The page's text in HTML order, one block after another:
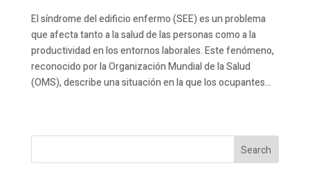
El síndrome del edificio enfermo (SEE) es un problema
que afecta tanto a la salud de las personas como a la
productividad en los entornos laborales. Este fenómeno,
reconocido por la Organización Mundial de la Salud
(OMS), describe una situación en la que los ocupantes...